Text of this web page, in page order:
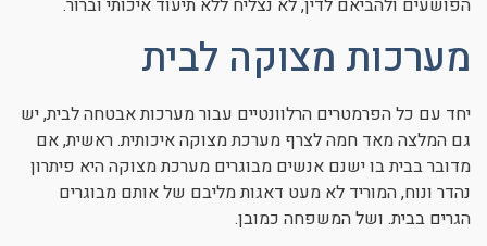
הפושעים ולהביאם לדין, לא נצליח ללא תיעוד איכותי וברור.
מערכות מצוקה לבית
יחד עם כל הפרמטרים הרלוונטיים עבור מערכות אבטחה לבית, יש
גם המלצה מאד חמה לצרף מערכת מצוקה איכותית. ראשית, אם
מדובר בבית בו ישנם אנשים מבוגרים מערכת מצוקה היא פיתרון
נהדר ונוח, המוריד לא מעט דאגות מליבם של אותם מבוגרים
הגרים בבית. ושל המשפחה כמובן.